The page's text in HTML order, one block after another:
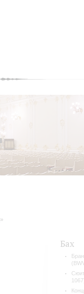
»
Бах